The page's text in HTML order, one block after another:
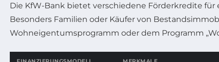
Die KfW-Bank bietet verschiedene Förderkredite
Besonders Familien oder Käufer von
Wohneigentumsprogramm oder dem Programm